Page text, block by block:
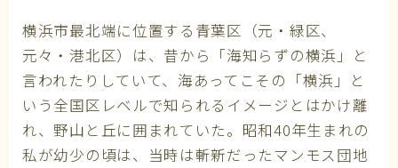
横浜市最北端に位置する青葉区（元・緑区、
元々・港北区）は、昔から「海知らずの横浜」と
言われたりしていて、海あってこその「横浜」と
いう全国区レベルで知られるイメージとはかけ離
れ、野山と丘に囲まれていた。昭和40年生まれの
私が幼少の頃は、当時は斬新だったマンモス団地